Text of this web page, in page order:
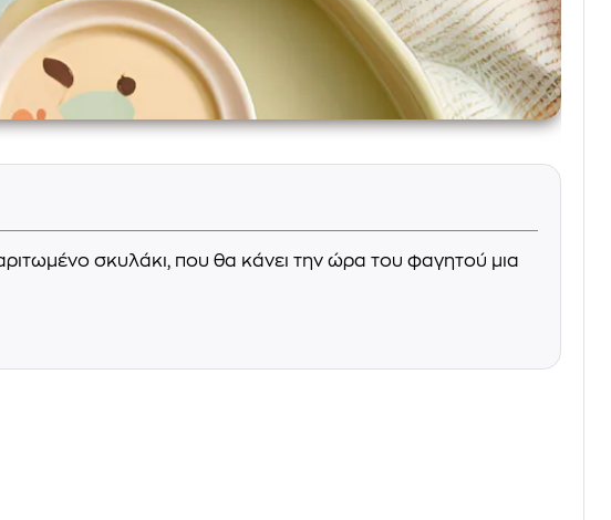
σκυλάκι, που θα κάνει την ώρα του φαγητού μια